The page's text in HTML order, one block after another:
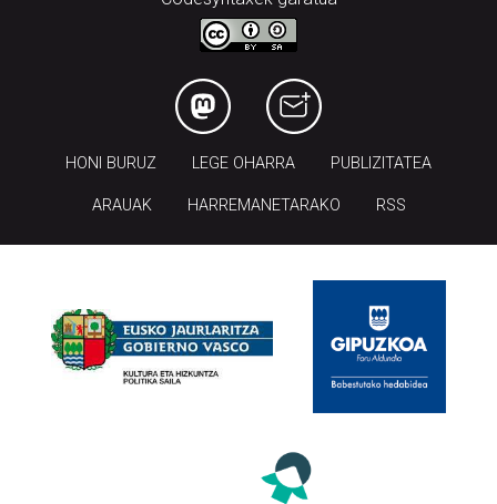
HONI BURUZ LEGE OHARRA PUBLIZITATEA
ARAUAK HARREMANETARAKO RSS